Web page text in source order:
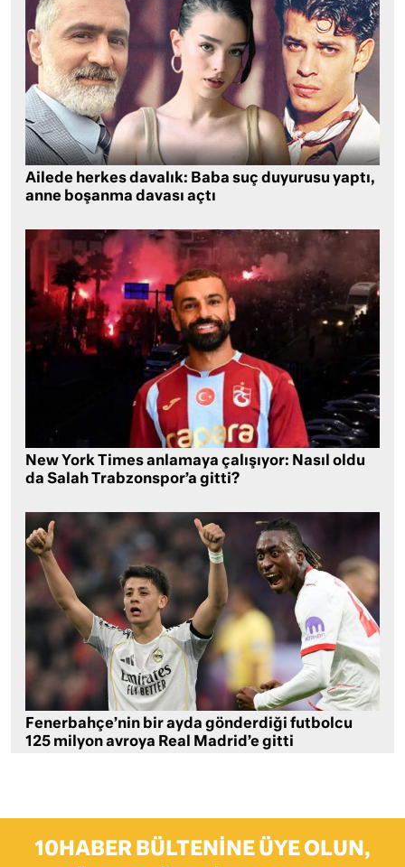
Ailede herkes davalık: Baba suç duyurusu yaptı,
anne boşanma davası açtı
New York Times anlamaya çalışıyor: Nasıl oldu
da Salah Trabzonspor’a gitti?
Fenerbahçe’nin bir ayda gönderdiği futbolcu
125 milyon avroya Real Madrid’e gitti
10HABER BÜLTENINE ÜYE OLUN,